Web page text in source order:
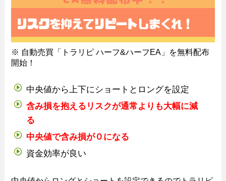
※ 自動売買「トラリピ ハーフ&ハーフEA」を無料配布
開始！
中央値から上下にショートとロングを設定
含み損を抱えるリスクが通常よりも大幅に減
る
中央値で含み損が０になる
資金効率が良い